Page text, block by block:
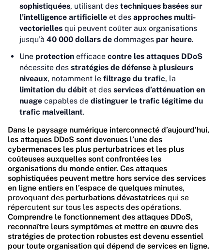
sophistiquées, utilisant des techniques basées sur
l’intelligence artificielle et des approches multi-
vectorielles qui peuvent coûter aux organisations
jusqu’à 40 000 dollars de dommages par heure.
Une protection efficace contre les attaques DDoS
nécessite des stratégies de défense à plusieurs
niveaux, notamment le filtrage du trafic, la
limitation du débit et des services d’atténuation en
nuage capables de distinguer le trafic légitime du
trafic malveillant.
Dans le paysage numérique interconnecté d’aujourd’hui,
les attaques DDoS sont devenues l’une des
cybermenaces les plus perturbatrices et les plus
coûteuses auxquelles sont confrontées les
organisations du monde entier. Ces attaques
sophistiquées peuvent mettre hors service des services
en ligne entiers en l’espace de quelques minutes,
provoquant des perturbations dévastatrices qui se
répercutent sur tous les aspects des opérations.
Comprendre le fonctionnement des attaques DDoS,
reconnaître leurs symptômes et mettre en œuvre des
stratégies de protection robustes est devenu essentiel
pour toute organisation qui dépend de services en ligne.